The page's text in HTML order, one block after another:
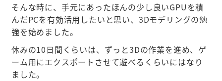
そんな時に、手元にあったほんの少し良いGPUを積
んだPCを有効活用したいと思い、3Dモデリングの勉
強を始めました。
休みの10日間くらいは、ずっと3Dの作業を進め、ゲ
ーム用にエクスポートさせて遊べるくらいにはなり
ました。